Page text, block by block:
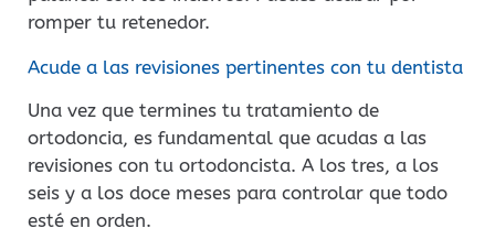
romper tu retenedor.
Acude a las revisiones pertinentes con tu dentista
Una vez que termines tu tratamiento de
ortodoncia, es fundamental que acudas a las
revisiones con tu ortodoncista. A los tres, a los
seis y a los doce meses para controlar que todo
esté en orden.